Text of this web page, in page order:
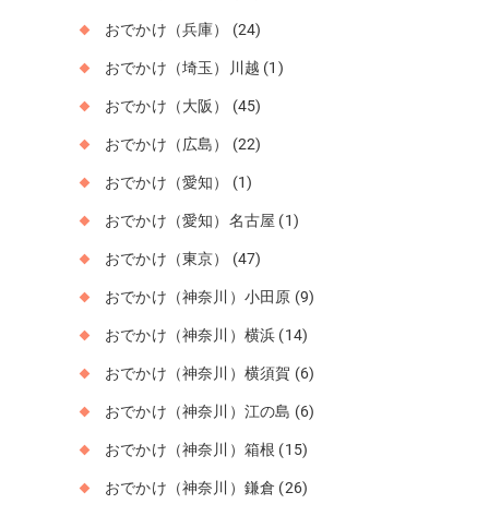
おでかけ（兵庫） (24)
おでかけ（埼玉）川越 (1)
おでかけ（大阪） (45)
おでかけ（広島） (22)
おでかけ（愛知） (1)
おでかけ（愛知）名古屋 (1)
おでかけ（東京） (47)
おでかけ（神奈川）小田原 (9)
おでかけ（神奈川）横浜 (14)
おでかけ（神奈川）横須賀 (6)
おでかけ（神奈川）江の島 (6)
おでかけ（神奈川）箱根 (15)
おでかけ（神奈川）鎌倉 (26)